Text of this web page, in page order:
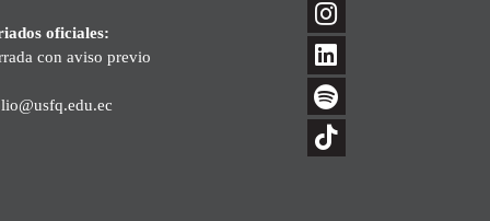
oficiales:
con aviso previo